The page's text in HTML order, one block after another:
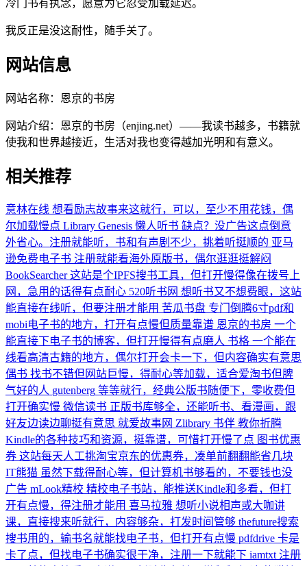
冷门书有执念，愿意为它忍受加载延迟。
我反正是没这耐性，随手关了。
网站信息
网站名称： 恩京的书房
网站介绍： 恩京的书房（enjing.net）——我读书越多，书籍就
使我和世界越接近，生活对我也变得越加光明和有意义。
相关推荐
意林在线 想看励志故事来这就行，可以，至少不用花钱，偶
尔加载慢点 Library Genesis 懒人听书 缺点？没广告这点倒意
外省心。注册就能听，书和有声剧不少，挑着听挺顺的 亚马
逊免费电子书 注册就能看海外原版书，偶尔逛逛挺解闷
BookSearcher 这站是个IPFS搜书工具，但打开慢得像在拨号上
网，急用的话得有点耐心 520听书网 想听书又不想费眼，这站
能直接在线听，但要注册才能用 苦瓜书盘 专门倒腾6寸pdf和
mobi电子书的地方，打开有点慢但质量靠谱 恩京的书房 一个
能直接下电子书的博客，但打开慢得有点磨人 书格 一个能在
线看高清古籍的地方，偶尔打开会卡一下，但内容确实有意思
偶书 找书不错但网站巨慢，得耐心等加载，适合爱淘书但脾
气好的人 gutenberg 等等就行，经典公版书随便下，零收费但
打开确实慢 微信读书 正版书库够全，还能听书、看漫画，跟
好友边读边聊挺有意思 就爱故事网 Zlibrary 书伴 教你折腾
Kindle的各种技巧和资源，挺靠谱，可惜打开慢了点 图书优惠
券 这站每天人工挑淘宝京东的优惠券，凑单前翻翻能省几块
IT熊猫 虽然下载得耐心等，但计算机书够看的，不要钱也没
广告 mLook精校 精校电子书站，能推送Kindle和多看，但打
开有点慢，得注册才能用 喜马拉雅 想听小说相声或大咖讲
课，直接搜来听就行，内容够杂，打发时间管够 thefuture搜索
搜书用的，输书名就能找电子书，但打开有点慢 pdfdrive 卡是
卡了点，但找电子书确实很干净，注册一下就能下 iamtxt 注册